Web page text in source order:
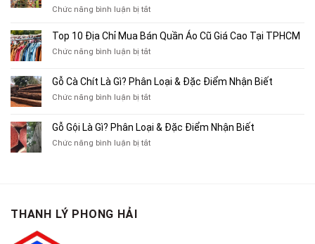
Chuyên
Bán
Xe
Cũ,
Xe
Cũ
TP.HCM
Chức năng bình luận bị tắtở
10
Thu
Sách
Tạp
Chí
Top 10 Địa Chỉ Mua Bán Quần Áo Cũ Giá Cao Tại TPHCM
Chức năng bình luận bị tắtở
Địa
Chỉ
Bán
Áo
Gỗ Cà Chít Là Gì? Phân Loại & Đặc Điểm Nhận Biết
Chức năng bình luận bị tắtở
Chít
Là
Gỗ Gội Là Gì? Phân Loại & Đặc Điểm Nhận Biết
Chức năng bình luận bị tắtở
THANH LÝ PHONG HẢI